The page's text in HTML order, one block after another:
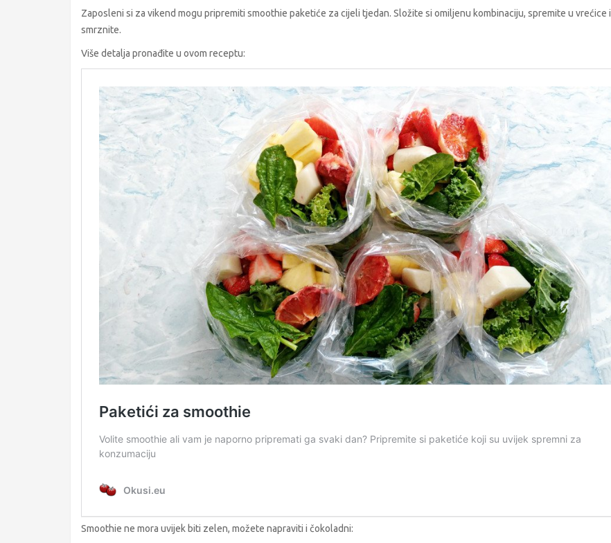
Zaposleni si za vikend mogu pripremiti smoothie paketiće za cijeli tjedan. Složite si omiljenu kombinaciju, spremite u vrećice i
smrznite.
Više detalja pronađite u ovom receptu:
Smoothie ne mora uvijek biti zelen, možete napraviti i čokoladni: